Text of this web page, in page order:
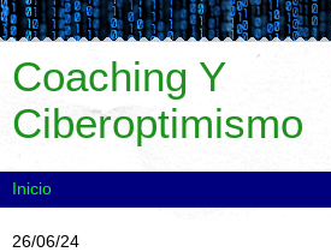
Coaching Y
Ciberoptimismo
26/06/24